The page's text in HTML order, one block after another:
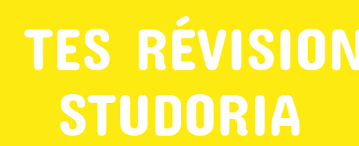
TES
STUDORIA